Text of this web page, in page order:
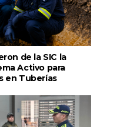
de la SIC la
Activo para
en Tuberías